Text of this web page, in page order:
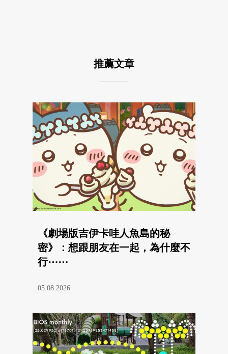
推薦文章
《劇場版吉伊卡哇人魚島的秘
密》：想跟朋友在一起，為什麼不
行⋯⋯
05.08.2026